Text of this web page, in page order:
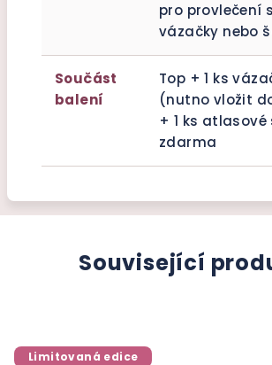
pro provlečení
vázačky nebo
Součást
balení
Top + 1 ks
(nutno vložit
+ 1 ks
zdarma
Související
Limitovaná edice